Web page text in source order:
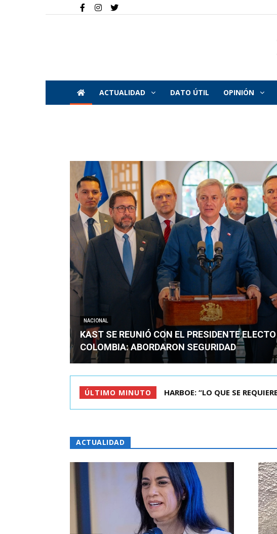
ACTUALIDAD DATO ÚTIL OPINIÓN
NACIONAL
KAST SE REUNIÓ CON EL PRESIDENTE ELECTO
COLOMBIA: ABORDARON SEGURIDAD
ÚLTIMO MINUTO BIMINISTRO MAS POR IPC:
ACTUALIDAD